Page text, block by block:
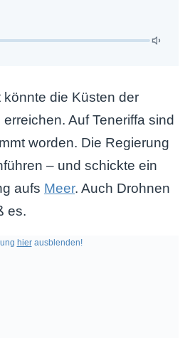
die Küsten der
Auf Teneriffa sind
worden. Die Regierung
– und schickte ein
aufs Meer. Auch Drohnen
es.
hierausblenden!